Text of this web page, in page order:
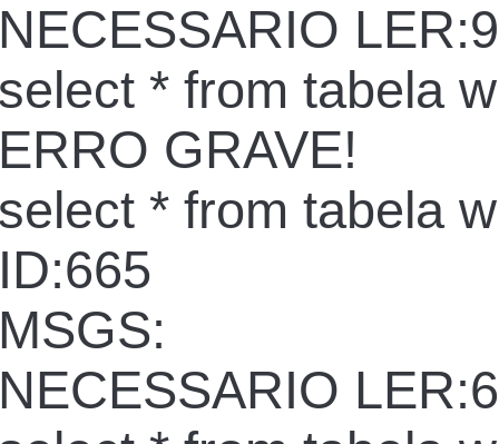
* from tabela
GRAVE!
* from tabela